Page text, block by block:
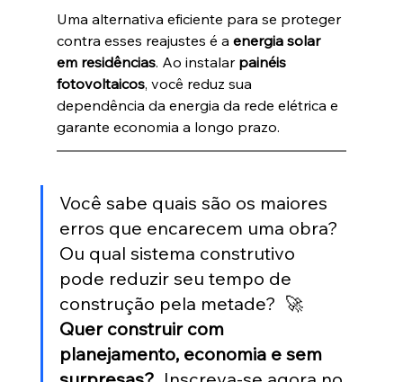
Uma alternativa eficiente para se proteger
contra esses reajustes é a energia solar
em residências. Ao instalar painéis
fotovoltaicos, você reduz sua
dependência da energia da rede elétrica e
garante economia a longo prazo.
Você sabe quais são os maiores
erros que encarecem uma obra?
Ou qual sistema construtivo
pode reduzir seu tempo de
construção pela metade?  🚀
Quer construir com
planejamento, economia e sem